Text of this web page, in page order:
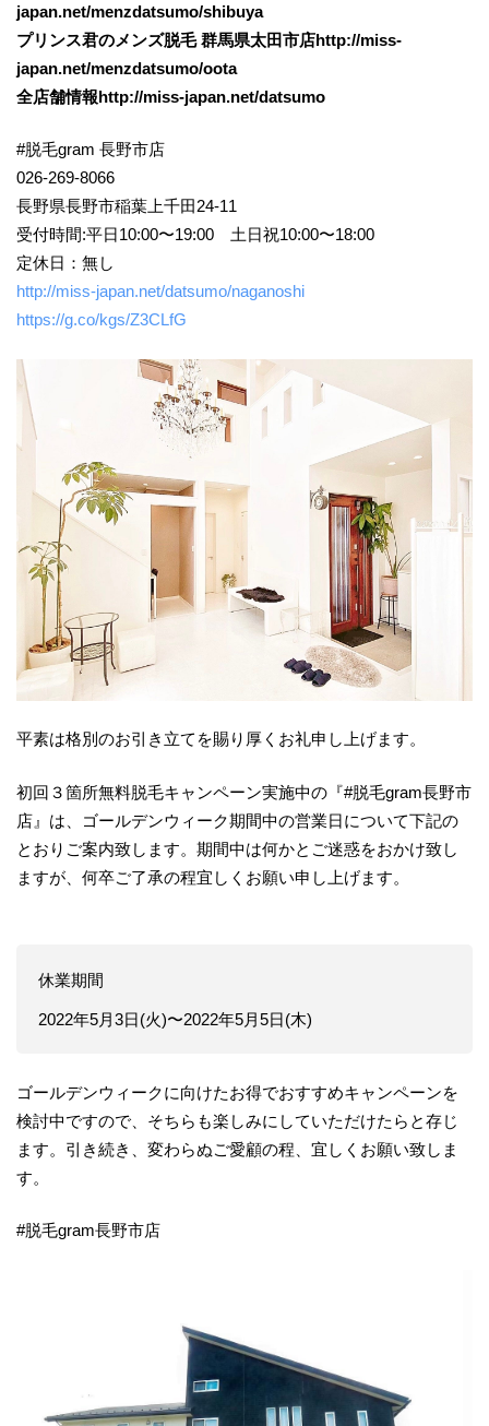
japan.net/menzdatsumo/shibuya
プリンス君のメンズ脱毛 群馬県太田市店http://miss-
japan.net/menzdatsumo/oota
全店舗情報http://miss-japan.net/datsumo
#脱毛gram 長野市店
026-269-8066
長野県長野市稲葉上千田24-11
受付時間:平日10:00〜19:00 土日祝10:00〜18:00
定休日：無し
http://miss-japan.net/datsumo/naganoshi
https://g.co/kgs/Z3CLfG
平素は格別のお引き立てを賜り厚くお礼申し上げます。
初回３箇所無料脱毛キャンペーン実施中の『#脱毛gram長野市
店』は、ゴールデンウィーク期間中の営業日について下記の
とおりご案内致します。期間中は何かとご迷惑をおかけ致し
ますが、何卒ご了承の程宜しくお願い申し上げます。
休業期間
2022年5月3日(火)〜2022年5月5日(木)
ゴールデンウィークに向けたお得でおすすめキャンペーンを
検討中ですので、そちらも楽しみにしていただけたらと存じ
ます。引き続き、変わらぬご愛顧の程、宜しくお願い致しま
す。
#脱毛gram長野市店